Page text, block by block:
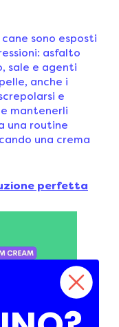
sono esposti
asfalto
sale e agenti
anche i
e
mantenerli
una routine
una crema
perfetta